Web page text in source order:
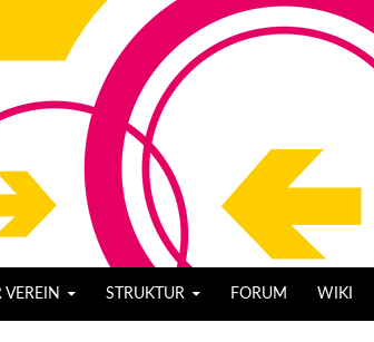
VEREIN STRUKTUR FORUM WIKI